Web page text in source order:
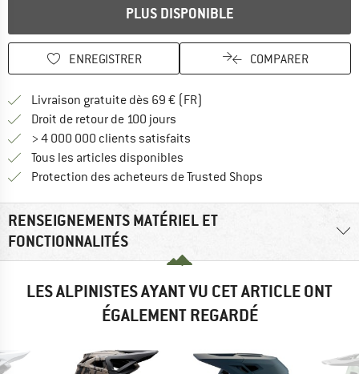
PLUS DISPONIBLE
ENREGISTRER COMPARER
Livraison gratuite dès 69 € (FR)
Droit de retour de 100 jours
> 4 000 000 clients satisfaits
Tous les articles disponibles
Protection des acheteurs de Trusted Shops
RENSEIGNEMENTS MATÉRIEL ET
FONCTIONNALITÉS
LES ALPINISTES AYANT VU CET ARTICLE ONT
ÉGALEMENT REGARDÉ